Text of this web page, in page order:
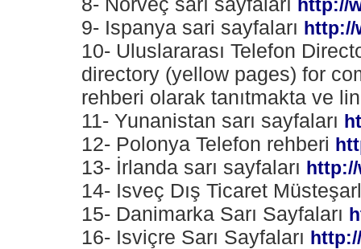
http://
9- Ispanya sari sayfaları http://
10- Uluslararası Telefon
directory (yellow pages) for
rehberi olarak tanıtmakta ve
11- Yunanistan sarı sayfaları
12- Polonya Telefon rehberi
13- İrlanda sarı sayfaları
14- Isveç Dış Ticaret
15- Danimarka Sarı Sayfaları
16- Isviçre Sarı Sayfaları